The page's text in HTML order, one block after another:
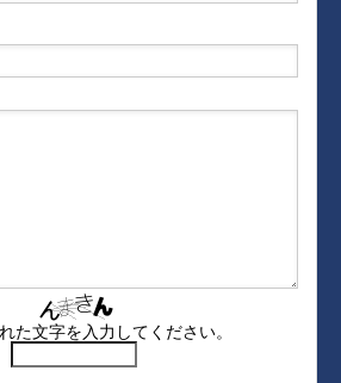
た文字を入力してください。